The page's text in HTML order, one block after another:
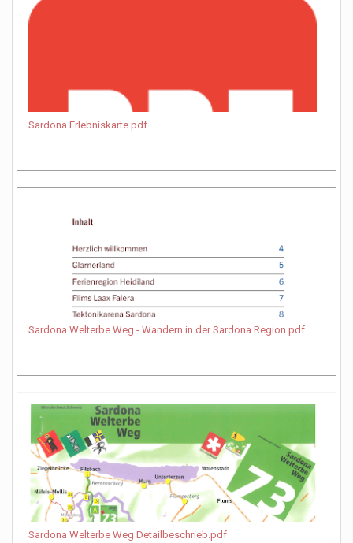
Sardona Erlebniskarte.pdf
Sardona Welterbe Weg - Wandern in der Sardona Region.pdf
Sardona Welterbe Weg Detailbeschrieb.pdf